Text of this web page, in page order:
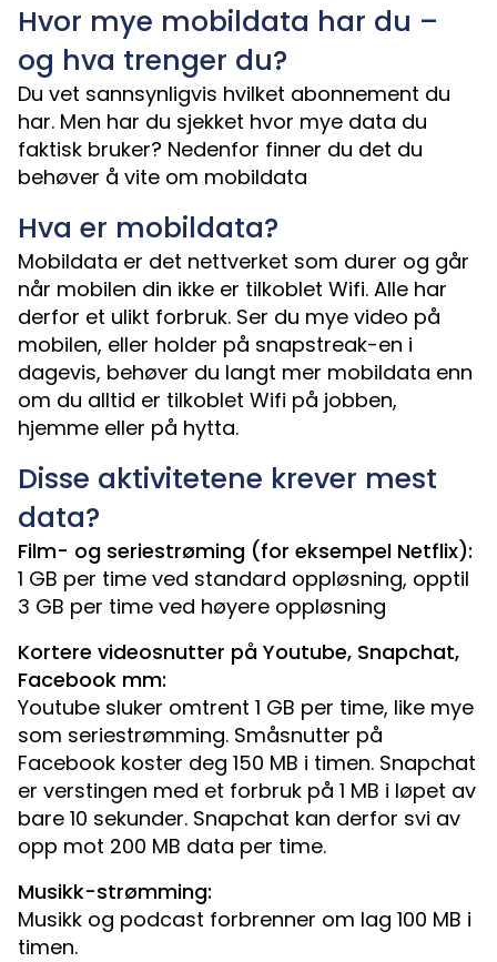
Hvor mye mobildata har du –
og hva trenger du?
Du vet sannsynligvis hvilket abonnement du
har. Men har du sjekket hvor mye data du
faktisk bruker? Nedenfor finner du det du
behøver å vite om mobildata
Hva er mobildata?
Mobildata er det nettverket som durer og går
når mobilen din ikke er tilkoblet Wifi. Alle har
derfor et ulikt forbruk. Ser du mye video på
mobilen, eller holder på snapstreak-en i
dagevis, behøver du langt mer mobildata enn
om du alltid er tilkoblet Wifi på jobben,
hjemme eller på hytta.
Disse aktivitetene krever mest
data?
Film- og seriestrøming (for eksempel Netflix):
1 GB per time ved standard oppløsning, opptil
3 GB per time ved høyere oppløsning
Kortere videosnutter på Youtube, Snapchat,
Facebook mm:
Youtube sluker omtrent 1 GB per time, like mye
som seriestrømming. Småsnutter på
Facebook koster deg 150 MB i timen. Snapchat
er verstingen med et forbruk på 1 MB i løpet av
bare 10 sekunder. Snapchat kan derfor svi av
opp mot 200 MB data per time.
Musikk-strømming:
Musikk og podcast forbrenner om lag 100 MB i
timen.